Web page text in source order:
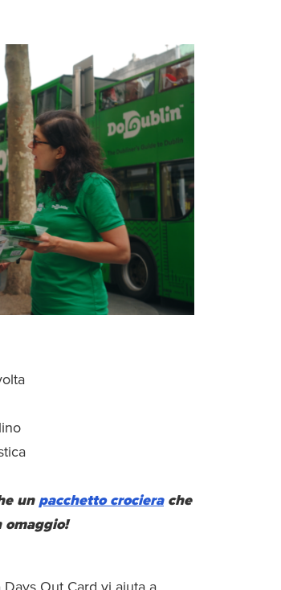
un pacchetto crocierache
omaggio!